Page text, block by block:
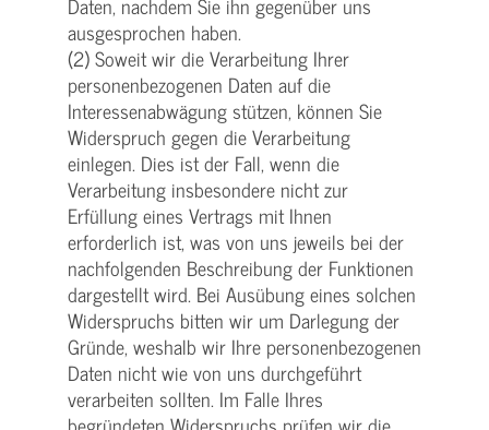
ausgesprochen haben.
(2) Soweit wir die Verarbeitung Ihrer
personenbezogenen Daten auf die
Interessenabwägung stützen, können Sie
Widerspruch gegen die Verarbeitung
einlegen. Dies ist der Fall, wenn die
Verarbeitung insbesondere nicht zur
Erfüllung eines Vertrags mit Ihnen
erforderlich ist, was von uns jeweils bei der
nachfolgenden Beschreibung der Funktionen
dargestellt wird. Bei Ausübung eines solchen
Widerspruchs bitten wir um Darlegung der
Gründe, weshalb wir Ihre personenbezogenen
Daten nicht wie von uns durchgeführt
verarbeiten sollten. Im Falle Ihres